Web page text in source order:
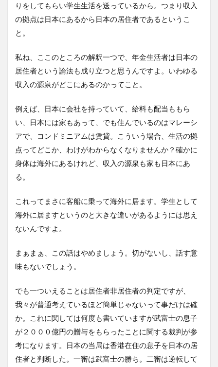
りをしてもらい学生生活を送っているから。つまり収入
の拠点は日本にあるから日本の居住者であるというこ
と。
私ね、ここのところの解釈一つで、年金生活者は日本の
居住者という論法も成り立つと思うんですよ。いわゆる
収入の源泉がどこにあるのかってこと。
例えば、日本に会社を持っていて、給料も配当ももら
い、日本には家もあって、でも住んでいるのはマレーシ
アで、コンドミニアムは賃貸。こういう場合、生活の拠
点ってどこか、わけがわからなくなりませんか？確かに
身体は海外にあるけれど、収入の源泉も家も日本にあ
る。
これってまさに客船に乗って海外に居ます。学生として
海外に居ますというのと大きな違いがあるようには思え
ないんですよ。
まぁまぁ、この話はやめましょう。切がないし、話す意
味もないでしょう。
でも一ついえることは居住者非居住者の判定ですが、
我々が普通考えているほど簡単じゃないって事だけは確
か。これに関しては何度も書いていますが武富士の息子
が２０００億円の贈与をもらったことに関する裁判が参
考になります。日本の当局は香港在住の息子を日本の居
住者と判断した。一審は武富士の勝ち。二審は逆転して